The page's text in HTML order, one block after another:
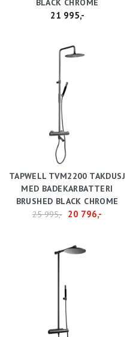
BLACK CHROME
21 995,-
TAPWELL TVM2200 TAKDUSJ
MED BADEKARBATTERI
BRUSHED BLACK CHROME
25 995,- 20 796,-